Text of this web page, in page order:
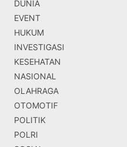
DUNIA
EVENT
HUKUM
INVESTIGASI
KESEHATAN
NASIONAL
OLAHRAGA
OTOMOTIF
POLITIK
POLRI